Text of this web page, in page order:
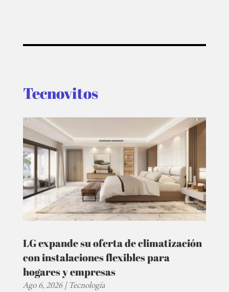
Tecnovitos
LG expande su oferta de climatización
con instalaciones flexibles para
hogares y empresas
Ago 6, 2026|Tecnología